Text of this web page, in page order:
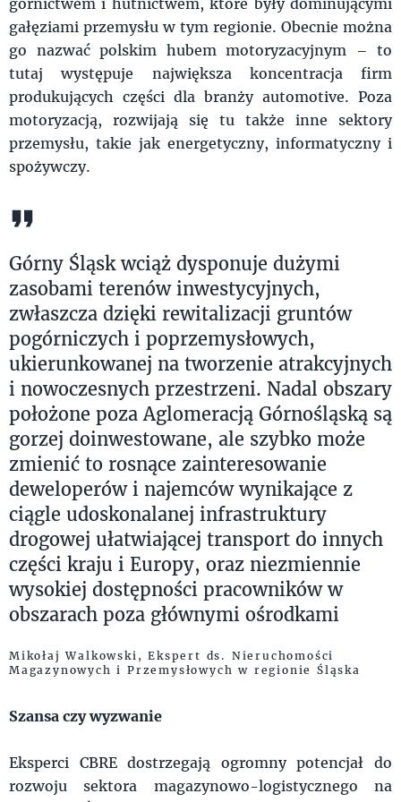
gałęziami przemysłu w tym regionie. Obecnie można
go nazwać polskim hubem motoryzacyjnym – to
tutaj występuje największa koncentracja firm
produkujących części dla branży automotive. Poza
motoryzacją, rozwijają się tu także inne sektory
przemysłu, takie jak energetyczny, informatyczny i
spożywczy.
Górny Śląsk wciąż dysponuje dużymi
zasobami terenów inwestycyjnych,
zwłaszcza dzięki rewitalizacji gruntów
pogórniczych i poprzemysłowych,
ukierunkowanej na tworzenie atrakcyjnych
i nowoczesnych przestrzeni. Nadal obszary
położone poza Aglomeracją Górnośląską są
gorzej doinwestowane, ale szybko może
zmienić to rosnące zainteresowanie
deweloperów i najemców wynikające z
ciągle udoskonalanej infrastruktury
drogowej ułatwiającej transport do innych
części kraju i Europy, oraz niezmiennie
wysokiej dostępności pracowników w
obszarach poza głównymi ośrodkami
Mikołaj Walkowski, Ekspert ds. Nieruchomości
Magazynowych i Przemysłowych w regionie Śląska
Szansa czy wyzwanie
Eksperci CBRE dostrzegają ogromny potencjał do
rozwoju sektora magazynowo-logistycznego na